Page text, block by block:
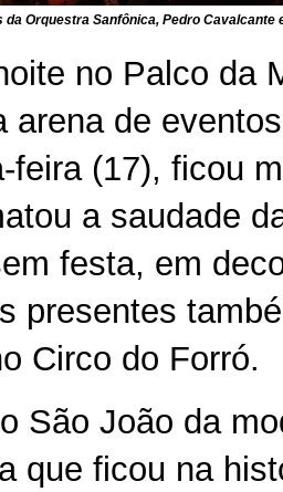
da Orquestra Sanfônica, Pedro
no Palco da
arena de
feira (17), ficou
a saudade
festa, em
presentes
Circo do Forró.
São João da
que ficou na